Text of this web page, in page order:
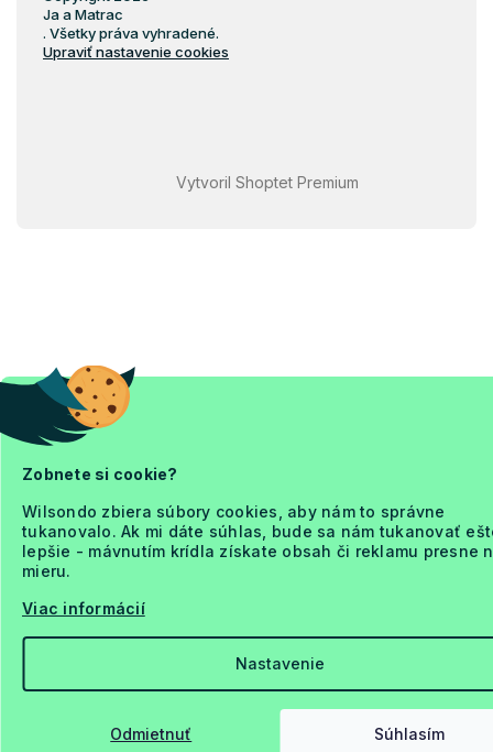
Zobnete si cookie?
Wilsondo zbiera súbory cookies, aby nám to správne
tukanovalo. Ak mi dáte súhlas, bude sa nám tukanovať
lepšie - mávnutím krídla získate obsah či reklamu presne
mieru.
Viac informácií
Nastavenie
Odmietnuť Súhlasím
Vytvoril Shoptet Premium
Ja a Matrac
. Všetky práva vyhradené.
Upraviť nastavenie cookies